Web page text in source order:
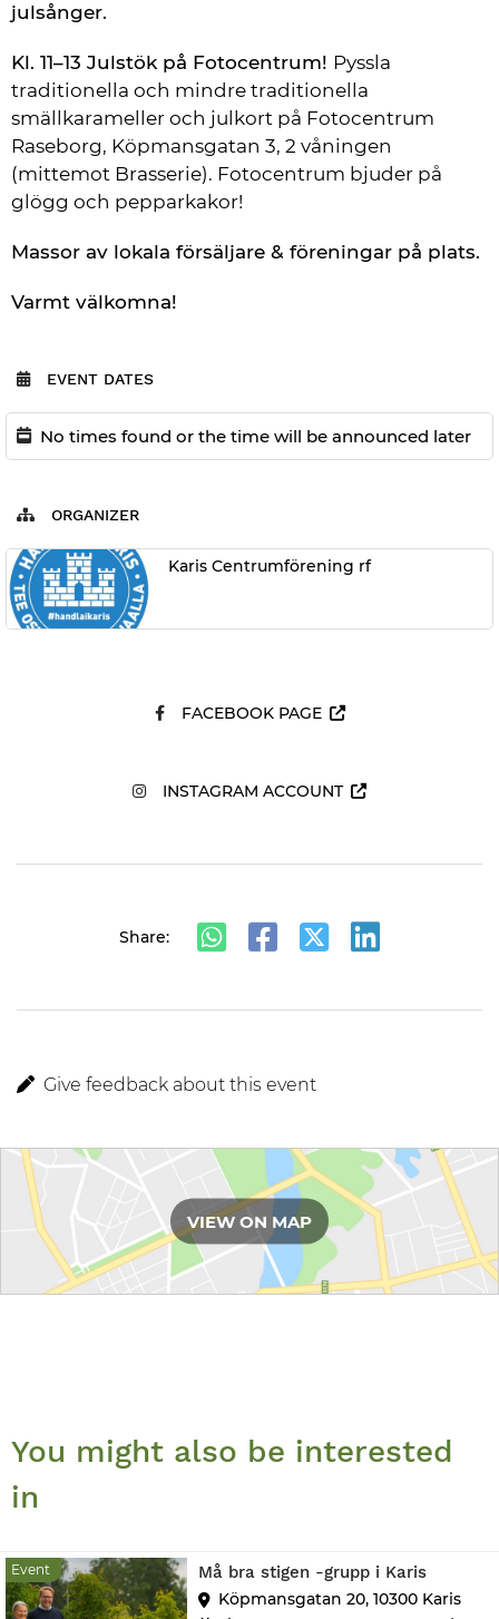
julsånger.
Kl. 11–13 Julstök på Fotocentrum! Pyssla
traditionella och mindre traditionella
smällkarameller och julkort på Fotocentrum
Raseborg, Köpmansgatan 3, 2 våningen
(mittemot Brasserie). Fotocentrum bjuder på
glögg och pepparkakor!
Massor av lokala försäljare & föreningar på plats.
Varmt välkomna!
EVENT DATES
No times found or the time will be announced later
ORGANIZER
Karis Centrumförening rf
FACEBOOK PAGE
INSTAGRAM ACCOUNT
Share:
Give feedback about this event
Route
VIEW ON MAP
You might also be interested
in
Event Må bra stigen -grupp i KarisEvent
Köpmansgatan 20, 10300 Karis